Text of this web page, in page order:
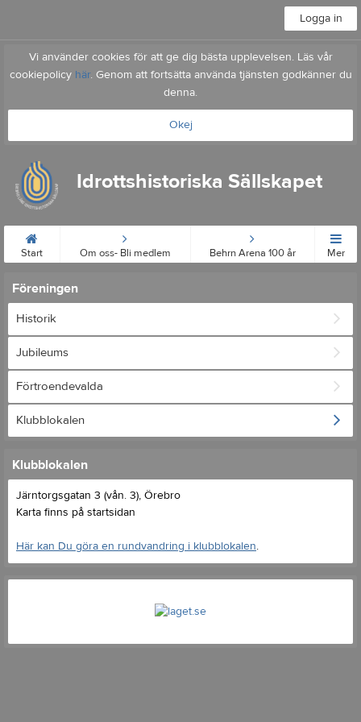
Logga in
Vi använder cookies för att ge dig bästa upplevelsen. Läs vår
cookiepolicy här. Genom att fortsätta använda tjänsten godkänner du
denna.
Okej
Idrottshistoriska Sällskapet
Start Om oss- Bli medlem Behrn Arena 100 år Mer
Föreningen
Historik
Jubileums
Förtroendevalda
Klubblokalen
Klubblokalen
Järntorgsgatan 3 (vån. 3), Örebro
Karta finns på startsidan
Här kan Du göra en rundvandring i klubblokalen.